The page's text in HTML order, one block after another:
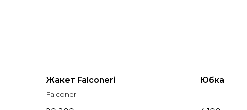
Жакет Falconeri
Falconeri
Юбка